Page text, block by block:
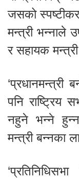
जसको
मन्त्री भन्नाले
र सहायक
‘प्रधानमन्त्री
पनि राष्ट्रिय
नहुने भन्ने
मन्त्री बन्नका